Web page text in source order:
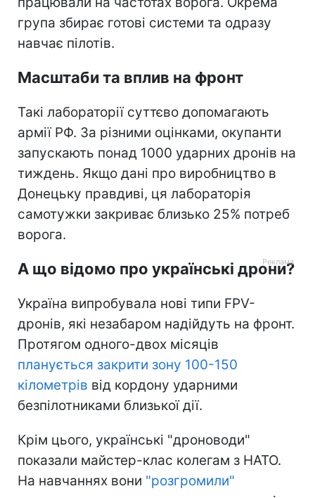
група збирає готові системи та одразу
навчає пілотів.
Масштаби та вплив на фронт
Такі лабораторії суттєво допомагають
армії РФ. За різними оцінками, окупанти
запускають понад 1000 ударних дронів на
тиждень. Якщо дані про виробництво в
Донецьку правдиві, ця лабораторія
самотужки закриває близько 25% потреб
ворога.
А що відомо про українські дрони?
Україна випробувала нові типи FPV-
дронів, які незабаром надійдуть на фронт.
Протягом одного-двох місяців
планується закрити зону 100-150
кілометрів від кордону ударними
безпілотниками близької дії.
Крім цього, українські "дроноводи"
показали майстер-клас колегам з НАТО.
На навчаннях вони "розгромили"